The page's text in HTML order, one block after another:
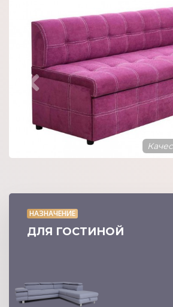
НАЗНАЧЕНИЕ
ДЛЯ ГОСТИНОЙ